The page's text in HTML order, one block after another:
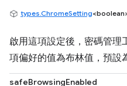
types.ChromeSetting
啟用這項設定後，密碼管理
項偏好的值為布林值，預設
safeBrowsingEnabled